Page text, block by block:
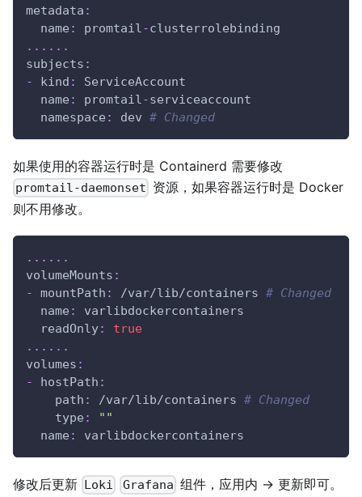
metadata :
name : promtail-clusterrolebinding
... ...
subjects :
-
kind :
ServiceAccount
name : promtail-serviceaccount
namespace : dev # Changed
如果使用的容器运行时是 Containerd 需要修改
promtail-daemonset 资源，如果容器运行时是 Docker
则不用修改。
... ...
volumeMounts :
-
mountPath : /var/lib/containers # Changed
name :
varlibdockercontainers
readOnly:
true
... ...
volumes :
-
hostPath :
path : /var/lib/containers # Changed
type :
""
name : varlibdockercontainers
修改后更新 Loki Grafana 组件，应用内 -> 更新即可。